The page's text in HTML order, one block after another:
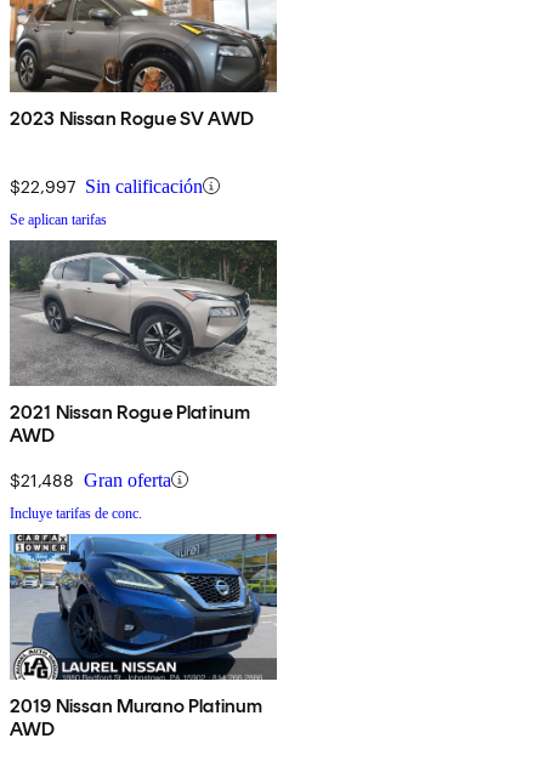
2023 Nissan Rogue SV AWD
$22,997 Sin calificación
Se aplican tarifas
2021 Nissan Rogue Platinum
AWD
$21,488 Gran oferta
Incluye tarifas de conc.
2019 Nissan Murano Platinum
AWD